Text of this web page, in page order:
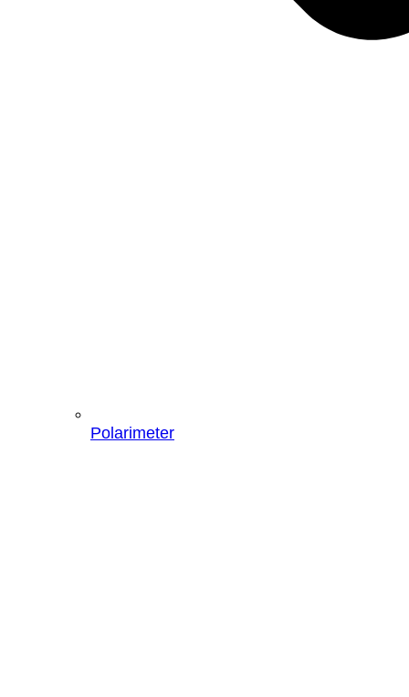
Polarimeter